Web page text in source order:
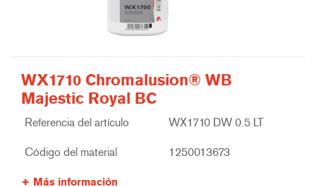
WX1710 Chromalusion® WB
Majestic Royal BC
Referencia del artículo WX1710 DW 0.5 LT
Código del material 1250013673
Más información